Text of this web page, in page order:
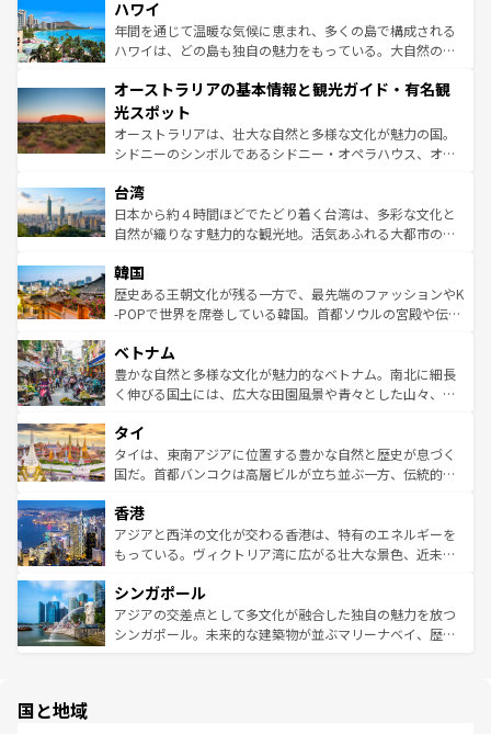
着のスイス情報は
のような巨大都市は、観光、ショッピング、エンターテイ
ンメントが詰まった刺激的なスポットだ。一方、アメリカ
西部には大自然が広がり、グランドキャニオンやイエロー
部のニューオーリンズでは、音楽と美食が融合した独特の
文化が魅力。旅行者はアメリカの各地域で異なる魅力を楽
しみながら、その多様性と豊かな歴史を感じることができ
るだろう。車でのロードトリップや列車の旅も、アメリカ
情報は
ハワイ
年間を通じて温暖な気候に恵まれ、多くの島で構成される
ハワイは、どの島も独自の魅力をもっている。大自然の神
ワイ島は見逃せない。また、定番の観光地といえばオアフ
島だが、静かな自然を求めるならマウイ島やカウアイ島が
おすすめ。エメラルドグリーンに輝く海をはじめ、豊かな
文化や歴史が息づいている。「アロハスピリット」と呼ば
人々、おいしいローカルフードやハワイアンミュージッ
ク、伝統的なフラダンスなど、すべてがハワイの魅力を彩
っている。訪れるたびに新しい発見と感動が待っているハ
はコンテンツ一覧
オーストラリアの基本情報と観光ガイド・有名観
光スポット
オーストラリアは、壮大な自然と多様な文化が魅力の国。
シドニーのシンボルであるシドニー・オペラハウス、オー
リアリーフや大陸中央部にそびえるウルル（エアーズロッ
ク）、タスマニアの美しい原生林やケアンズの熱帯雨林な
ど、見どころがたくさん。また、カフェやワイン、オージ
いる。アクティビティも充実しており、サーフィンやダイ
ビング、ハイキングなど、アウトドア好きにはたまらな
い。オーストラリアの多彩な魅力を存分に味わいつくそ
参照してほしい。
台湾
日本から約４時間ほどでたどり着く台湾は、多彩な文化と
自然が織りなす魅力的な観光地。活気あふれる大都市の台
ン）、静ひつな山岳地帯である台湾東部など、都市の喧騒
と山間の静けさが共存しており、訪れる人に新しい発見と
驚きをもたらしてくれる。また、奥深い台湾の食文化も魅
容にもいいと評判のスイーツなど、バラエティ豊かな料理
が味わえる。 なお、新着の台湾情報は コンテンツ一覧を参
照してほしい。
韓国
歴史ある王朝文化が残る一方で、最先端のファッションやK
-POPで世界を席巻している韓国。首都ソウルの宮殿や伝統
き、地方に足を延ばせば四季折々の自然美を楽しむことが
できる。そして、キムチや焼肉、絶品のストリートフード
まで、さまざまな韓国料理が待っている。夜には、韓国な
リティに包まれながら、韓国の多彩な魅力を心ゆくまで味
わってみてほしい。 なお、新着の韓国情報はコンテンツ一
覧を参照してほしい。
ベトナム
豊かな自然と多様な文化が魅力的なベトナム。南北に細長
く伸びる国土には、広大な田園風景や青々とした山々、世
急速な発展と共に伝統が息づく。ハノイの古い町並みやホ
ーチミン市のフランス統治時代の建物も、独特の雰囲気を
醸し出している。また、バラエティの豊かさとおいしさで
とつ。フォーやバインミー、ベトナムコーヒーなどは、ぜ
ひ現地で味わいたい。どの地域を訪れてもあたたかい人々
が旅行者を迎えてくれるので、きっと忘れられない旅にな
参照してほしい。
タイ
タイは、東南アジアに位置する豊かな自然と歴史が息づく
国だ。首都バンコクは高層ビルが立ち並ぶ一方、伝統的な
の活気が交差している。北部ではチェンマイなどの山岳地
帯で自然と触れ合い、南部ではプーケットやクラビの美し
いビーチでリゾート気分を楽しむことができる。タイ料理
激する。気候は一年中温暖で、どの季節にも異なる楽しみ
が待っている。親しみやすいタイの人々、仏教を中心とし
た文化、そして多様な観光資源が、訪れる旅人を魅了し続
香港
アジアと西洋の文化が交わる香港は、特有のエネルギーを
もっている。ヴィクトリア湾に広がる壮大な景色、近未来
み、どこを訪れても感動するはず。観光スポットが密集し
ており、効率よく見どころを回れるのも魅力。息をのむよ
うな絶景から文化的な体験まで、香港を存分に楽しみ尽く
シンガポール
アジアの交差点として多文化が融合した独自の魅力を放つ
シンガポール。未来的な建築物が並ぶマリーナベイ、歴史
国と地域